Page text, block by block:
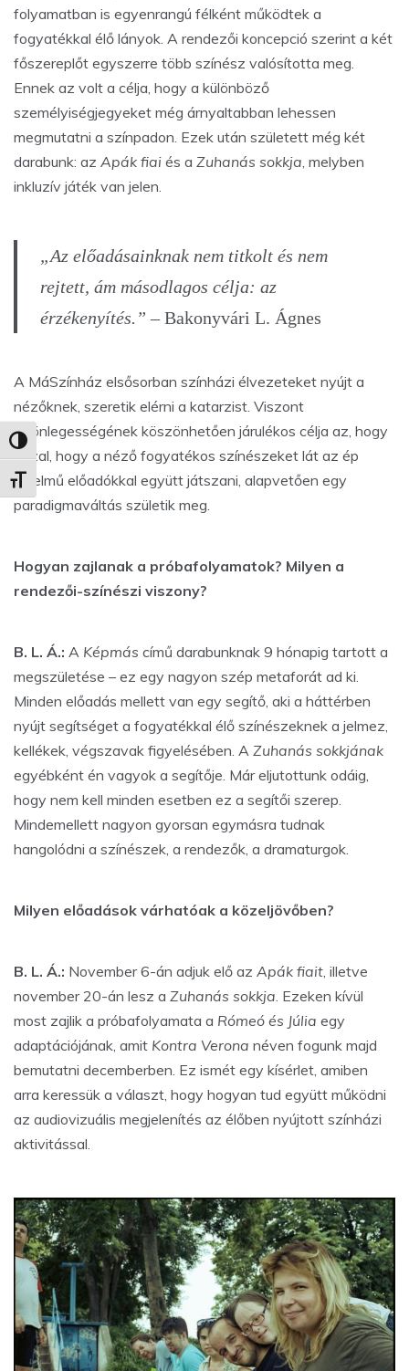
Nagy kontraszt váltása
Betűméret váltása
folyamatban is egyenrangú félként működtek a
fogyatékkal élő lányok. A rendezői koncepció szerint a két
főszereplőt egyszerre több színész valósította meg.
Ennek az volt a célja, hogy a különböző
személyiségjegyeket még árnyaltabban lehessen
megmutatni a színpadon. Ezek után született még két
darabunk: az Apák fiai és a Zuhanás sokkja, melyben
inkluzív játék van jelen.
„Az előadásainknak nem titkolt és nem
rejtett, ám másodlagos célja: az
érzékenyítés.”– Bakonyvári L. Ágnes
A MáSzínház elsősorban színházi élvezeteket nyújt a
nézőknek, szeretik elérni a katarzist. Viszont
különlegességének köszönhetően járulékos célja az, hogy
azzal, hogy a néző fogyatékos színészeket lát az ép
értelmű előadókkal együtt játszani, alapvetően egy
paradigmaváltás születik meg.
Hogyan zajlanak a próbafolyamatok? Milyen a
rendezői-színészi viszony?
B. L. Á.: A Képmás című darabunknak 9 hónapig tartott a
megszületése – ez egy nagyon szép metaforát ad ki.
Minden előadás mellett van egy segítő, aki a háttérben
nyújt segítséget a fogyatékkal élő színészeknek a jelmez,
kellékek, végszavak figyelésében. A Zuhanás sokkjának
egyébként én vagyok a segítője. Már eljutottunk odáig,
hogy nem kell minden esetben ez a segítői szerep.
Mindemellett nagyon gyorsan egymásra tudnak
hangolódni a színészek, a rendezők, a dramaturgok.
Milyen előadások várhatóak a közeljövőben?
B. L. Á.: November 6-án adjuk elő az Apák fiait, illetve
november 20-án lesz a Zuhanás sokkja. Ezeken kívül
most zajlik a próbafolyamata a Rómeó és Júlia egy
adaptációjának, amit Kontra Verona néven fogunk majd
bemutatni decemberben. Ez ismét egy kísérlet, amiben
arra keressük a választ, hogy hogyan tud együtt működni
az audiovizuális megjelenítés az élőben nyújtott színházi
aktivitással.